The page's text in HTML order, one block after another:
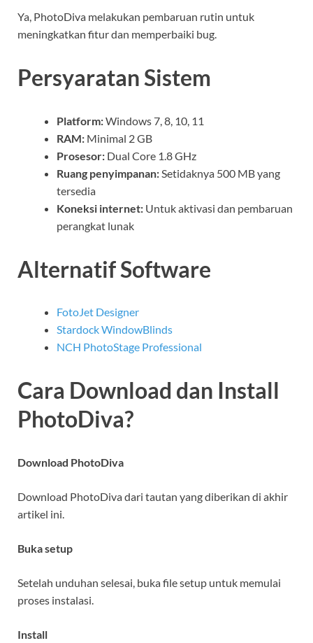
Ya, PhotoDiva melakukan pembaruan rutin untuk
meningkatkan fitur dan memperbaiki bug.
Persyaratan Sistem
Platform:Windows 7, 8, 10, 11
RAM: Minimal 2 GB
Prosesor: Dual Core 1.8 GHz
Ruang penyimpanan:Setidaknya 500 MB yang
tersedia
Koneksi internet: Untuk aktivasi dan pembaruan
perangkat lunak
Alternatif Software
FotoJet Designer
Stardock WindowBlinds
NCH PhotoStage Professional
Cara Download dan Install
PhotoDiva?
Download PhotoDiva
Download PhotoDiva dari tautan yang diberikan di akhir
artikel ini.
Buka setup
Setelah unduhan selesai, buka file setup untuk memulai
proses instalasi.
Install